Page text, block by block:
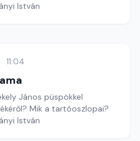
István
11:04
János püspökkel
Mik a tartóoszlopai?
István